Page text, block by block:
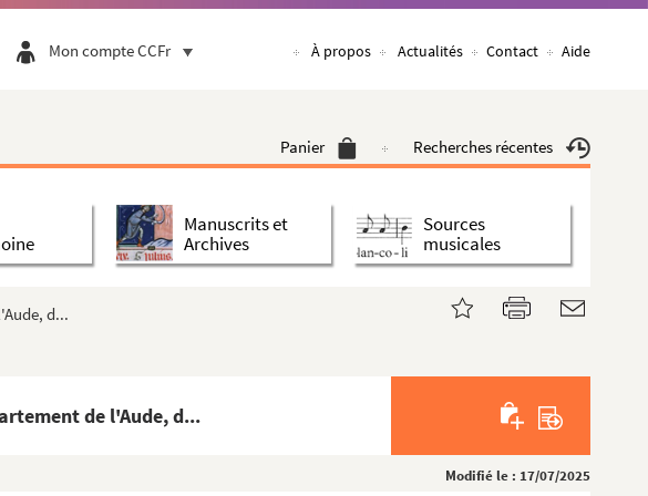
Mon compte CCFr À propos Actualités Contact Aide
Panier Recherches récentes
Manuscrits et
Archives
Sources
musicales
d...
de l'Aude, d...
Modifié le : 17/07/2025